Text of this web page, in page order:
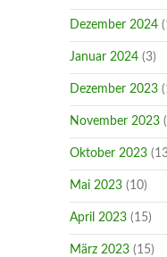
Dezember 2024
Januar 2024 (3)
Dezember 2023
November 2023
Oktober 2023
Mai 2023 (10)
April 2023 (15)
März 2023 (15)